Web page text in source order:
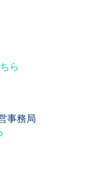
ら
事務局